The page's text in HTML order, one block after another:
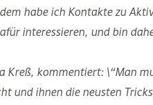
habe ich Kontakte zu
interessieren, und bin
kommentiert: \“Man
und ihnen die neusten